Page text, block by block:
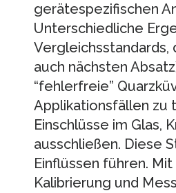
gerätespezifischen
Unterschiedliche
auch nächsten
“fehlerfreie”
Applikationsfällen zu
Einschlüsse im Glas,
ausschließen. Diese
Einflüssen führen.
Kalibrierung und